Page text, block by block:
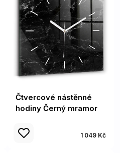
Čtvercové nástěnné
hodiny Černý mramor
1 049 Kč